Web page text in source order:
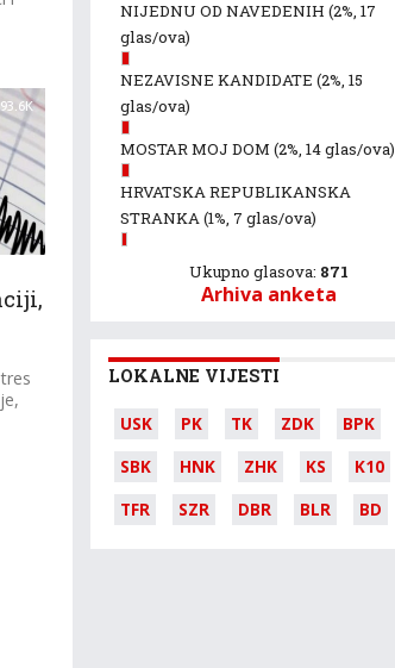
93.6K
NIJEDNU OD NAVEDENIH (2%, 17
glas/ova)
NEZAVISNE KANDIDATE (2%, 15
glas/ova)
MOSTAR MOJ DOM (2%, 14 glas/ova)
HRVATSKA REPUBLIKANSKA
STRANKA(1%, 7 glas/ova)
Ukupno glasova: 871
Arhiva anketa
LOKALNE VIJESTI
USK PK TK ZDK
BPK
SBK
HNK ZHK KS
K10
TFR
SZR DBR BLR BD